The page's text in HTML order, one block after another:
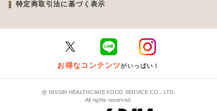
特定商取引法に基づく表示
お得なコンテンツがいっぱい！
@ NISSIN HEALTHCARE FOOD SERVICE CO., LTD.
All rights reserved.